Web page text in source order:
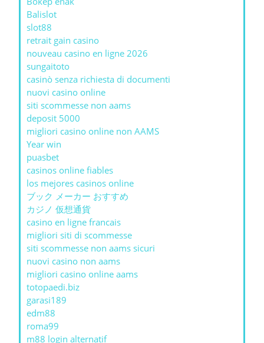
Balislot
slot88
retrait gain casino
nouveau casino en ligne 2026
sungaitoto
casinò senza richiesta di documenti
nuovi casino online
siti scommesse non aams
deposit 5000
migliori casino online non AAMS
Year win
puasbet
casinos online fiables
los mejores casinos online
ブック メーカー おすすめ
カジノ 仮想通貨
casino en ligne francais
migliori siti di scommesse
siti scommesse non aams sicuri
nuovi casino non aams
migliori casino online aams
totopaedi.biz
garasi189
edm88
roma99
m88 login alternatif